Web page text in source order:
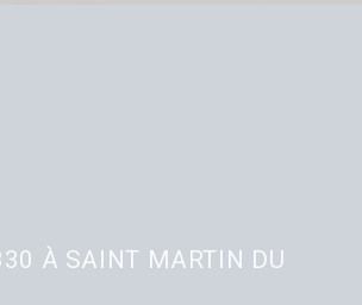
À SAINT MARTIN DU